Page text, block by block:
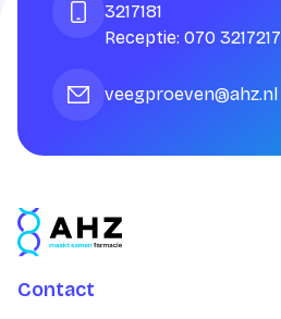
3217181
Receptie: 070 3217217
veegproeven@ahz.nl
Contact